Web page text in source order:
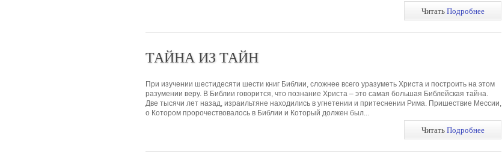
ЧитатьПодробнее
ТАЙНА ИЗ ТАЙН
При изучении шестидесяти шести книг Библии, сложнее всего уразуметь Христа и построить на этом
разумении веру. В Библии говорится, что познание Христа – это самая большая Библейская тайна.
Две тысячи лет назад, израильтяне находились в угнетении и притеснении Рима. Пришествие Мессии,
о Котором пророчествовалось в Библии и Который должен был...
ЧитатьПодробнее